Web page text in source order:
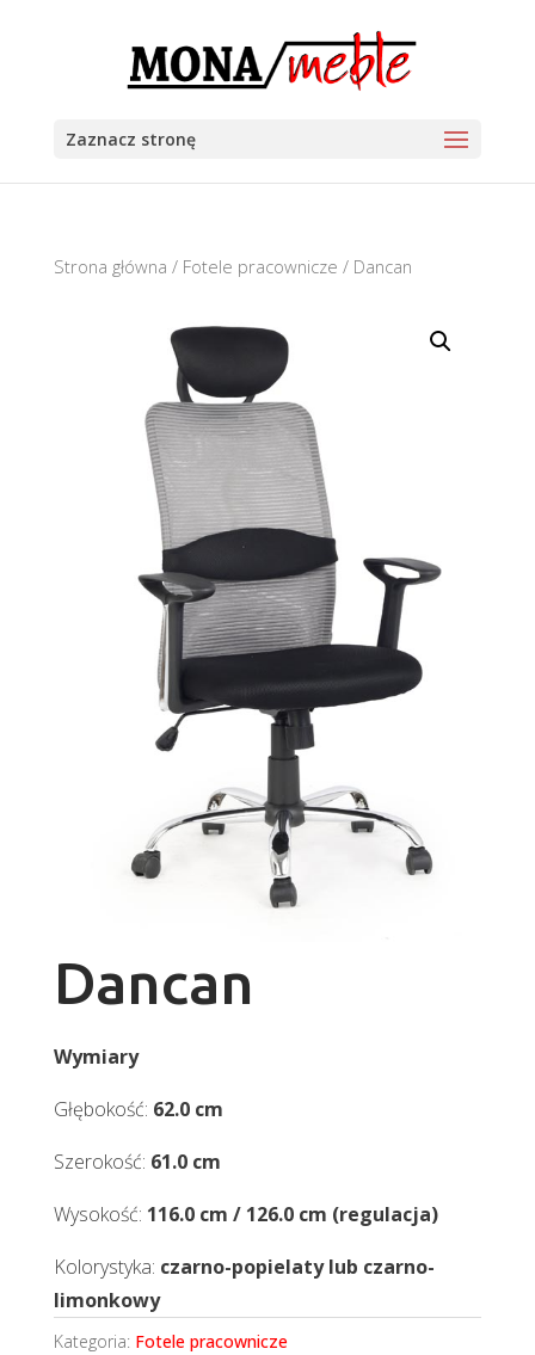
Zaznacz stronę
Strona główna / Fotele pracownicze / Dancan
Dancan
Wymiary
Głębokość: 62.0 cm
Szerokość: 61.0 cm
Wysokość: 116.0 cm / 126.0 cm (regulacja)
Kolorystyka: czarno-popielaty lub czarno-
limonkowy
Kategoria: Fotele pracownicze